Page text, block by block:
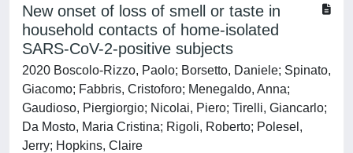
New onset of loss of smell or taste in
household contacts of home-isolated
SARS-CoV-2-positive subjects
2020 Boscolo-Rizzo, Paolo; Borsetto, Daniele; Spinato,
Giacomo; Fabbris, Cristoforo; Menegaldo, Anna;
Gaudioso, Piergiorgio; Nicolai, Piero; Tirelli, Giancarlo;
Da Mosto, Maria Cristina; Rigoli, Roberto; Polesel,
Jerry; Hopkins, Claire